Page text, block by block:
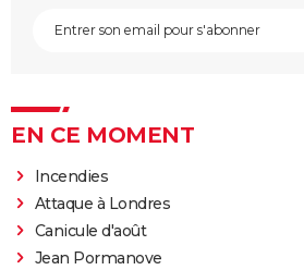
EN CE MOMENT
Incendies
Attaque à Londres
Canicule d'août
Jean Pormanove